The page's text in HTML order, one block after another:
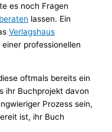
es noch Fragen
beraten lassen. Ein
Verlagshaus
professionellen
oftmals bereits ein
ihr Buchprojekt davon
Prozess sein,
ist, ihr Buch